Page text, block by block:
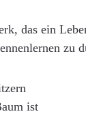
das ein
zu
ist